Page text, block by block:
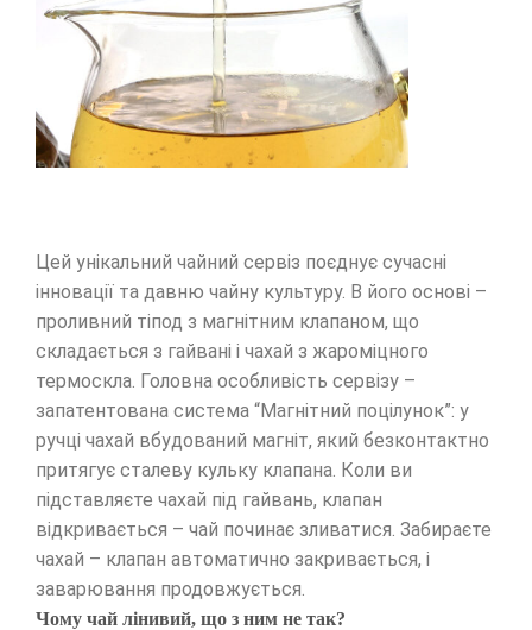
Цей унікальний чайний сервіз поєднує сучасні
інновації та давню чайну культуру. В його основі –
проливний тіпод з магнітним клапаном, що
складається з гайвані і чахай з жароміцного
термоскла. Головна особливість сервізу –
запатентована система “Магнітний поцілунок”: у
ручці чахай вбудований магніт, який безконтактно
притягує сталеву кульку клапана. Коли ви
підставляєте чахай під гайвань, клапан
відкривається – чай починає зливатися. Забираєте
чахай – клапан автоматично закривається, і
заварювання продовжується.
Чому чай лінивий, що з ним не так?